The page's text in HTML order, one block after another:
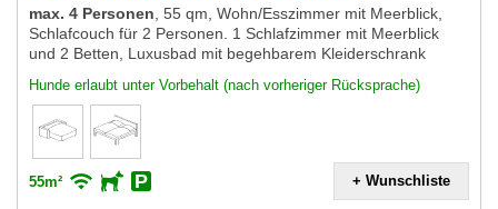
max. 4 Personen 55 qm, Wohn/Esszimmer mit Meerblick,
Schlafcouch für 2 Personen. 1 Schlafzimmer mit Meerblick
und 2 Betten, Luxusbad mit begehbarem Kleiderschrank
Hunde erlaubt unter Vorbehalt (nach vorheriger Rücksprache)
55m² + Wunschliste